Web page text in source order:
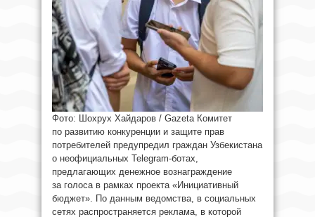
Фото: Шохрух Хайдаров / Gazeta Комитет
по развитию конкуренции и защите прав
потребителей предупредил граждан Узбекистана
о неофициальных Telegram-ботах,
предлагающих денежное вознаграждение
за голоса в рамках проекта «Инициативный
бюджет». По данным ведомства, в социальных
сетях распространяется реклама, в которой